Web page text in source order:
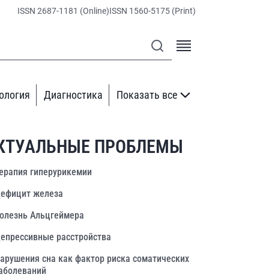
ISSN 2687-1181 (Online)ISSN 1560-5175 (Print)
Диагностика Показать все
ПРОБЛЕМЫ
гиперурикемии
железа
Альцгеймера
расстройства
сна как фактор риска соматических